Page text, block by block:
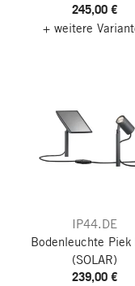
245,00 €
+ weitere
IP44.DE
Bodenleuchte
(SOLAR)
239,00 €